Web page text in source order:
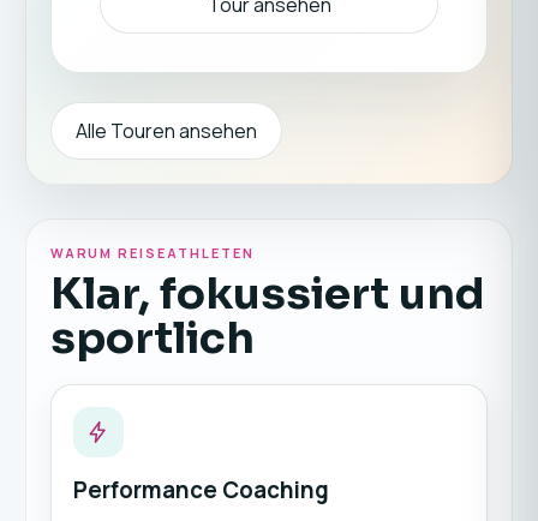
Alle Touren ansehen
WARUM REISEATHLETEN
Klar, fokussiert und
sportlich
Performance Coaching